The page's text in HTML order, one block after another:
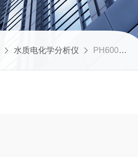
水质电化学分析仪 PH600台式pH/ORP测试仪